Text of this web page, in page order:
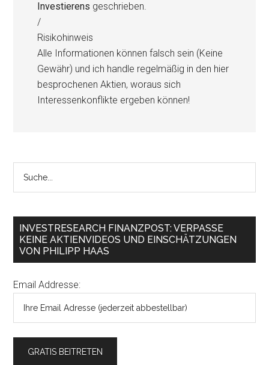
Investierens geschrieben.
/
Risikohinweis
Alle Informationen können falsch sein (Keine
Gewähr) und ich handle regelmäßig in den hier
besprochenen Aktien, woraus sich
Interessenkonflikte ergeben können!
INVESTRESEARCH FINANZPOST: VERPASSE
KEINE AKTIENVIDEOS UND EINSCHÄTZUNGEN
VON PHILIPP HAAS
Email Addresse: